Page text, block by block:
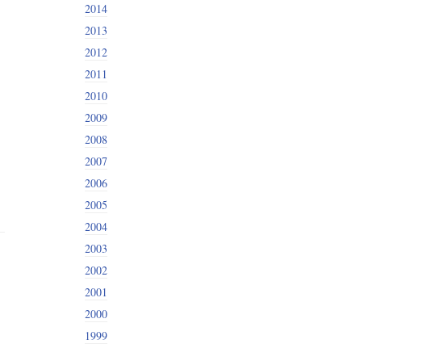
2014
2013
2012
2011
2010
2009
2008
2007
2006
2005
2004
2003
2002
2001
2000
1999